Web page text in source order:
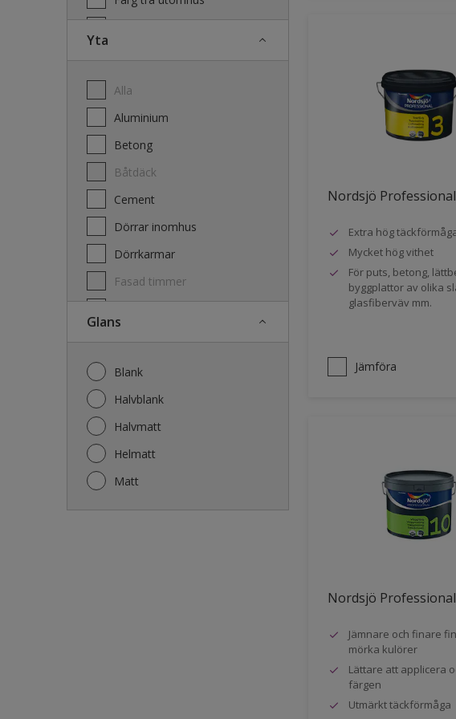
Yta
Alla
Aluminium
Betong
Båtdäck
Cement
Dörrar inomhus
Dörrkarmar
Fasad timmer
Glans
Blank
Halvblank
Halvmatt
Helmatt
Matt
Nordsjö
Extra hög
Mycket hög vithet
För puts, betong,
byggplattor av olika
glasfiberväv mm.
Jämföra
Nordsjö
Jämnare och finare
mörka kulörer
Lättare att applicera
färgen
Utmärkt täckförmåga